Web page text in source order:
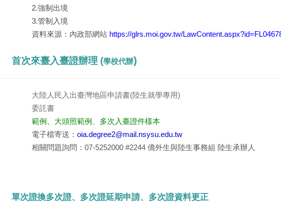
2.強制出境
3.管制入境
資料來源：內政部網站 https://glrs.moi.gov.tw/
首次來臺入臺證辦理 (學校代辦)
大陸人民入出臺灣地區申請書(陸生就學專用)
委託書
範例
大頭照範例
多次入臺證件樣本
電子檔寄送： oia.degree2@mail.nsysu.edu.tw
相關問題詢問：07-5252000 #2244 僑外生與陸生事務組 陸生承辦人
單次證換多次證、多次證延期申請、多次證資料更正